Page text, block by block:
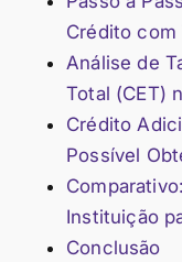
Crédito com
Análise de
Total (CET)
Crédito
Possível
Instituição
Conclusão